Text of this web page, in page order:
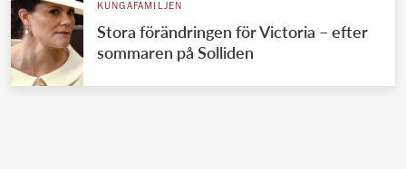
KUNGAFAMILJEN
Stora förändringen för Victoria – efter
sommaren på Solliden